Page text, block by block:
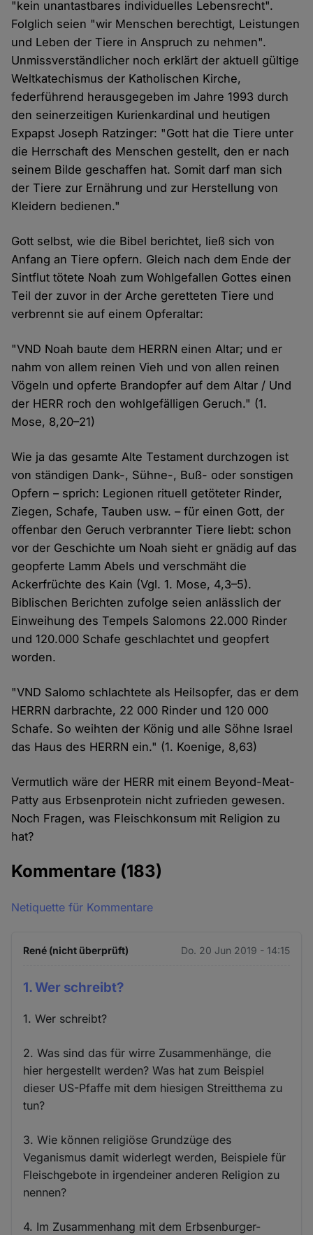
"kein unantastbares individuelles Lebensrecht".
Folglich seien "wir Menschen berechtigt, Leistungen
und Leben der Tiere in Anspruch zu nehmen".
Unmissverständlicher noch erklärt der aktuell gültige
Weltkatechismus der Katholischen Kirche,
federführend herausgegeben im Jahre 1993 durch
den seinerzeitigen Kurienkardinal und heutigen
Expapst Joseph Ratzinger: "Gott hat die Tiere unter
die Herrschaft des Menschen gestellt, den er nach
seinem Bilde geschaffen hat. Somit darf man sich
der Tiere zur Ernährung und zur Herstellung von
Kleidern bedienen."
Gott selbst, wie die Bibel berichtet, ließ sich von
Anfang an Tiere opfern. Gleich nach dem Ende der
Sintflut tötete Noah zum Wohlgefallen Gottes einen
Teil der zuvor in der Arche geretteten Tiere und
verbrennt sie auf einem Opferaltar:
"VND Noah baute dem HERRN einen Altar; und er
nahm von allem reinen Vieh und von allen reinen
Vögeln und opferte Brandopfer auf dem Altar / Und
der HERR roch den wohlgefälligen Geruch." (1.
Mose, 8,20–21)
Wie ja das gesamte Alte Testament durchzogen ist
von ständigen Dank-, Sühne-, Buß- oder sonstigen
Opfern – sprich: Legionen rituell getöteter Rinder,
Ziegen, Schafe, Tauben usw. – für einen Gott, der
offenbar den Geruch verbrannter Tiere liebt: schon
vor der Geschichte um Noah sieht er gnädig auf das
geopferte Lamm Abels und verschmäht die
Ackerfrüchte des Kain (Vgl. 1. Mose, 4,3–5).
Biblischen Berichten zufolge seien anlässlich der
Einweihung des Tempels Salomons 22.000 Rinder
und 120.000 Schafe geschlachtet und geopfert
worden.
"VND Salomo schlachtete als Heilsopfer, das er dem
HERRN darbrachte, 22 000 Rinder und 120 000
Schafe. So weihten der König und alle Söhne Israel
das Haus des HERRN ein." (1. Koenige, 8,63)
Vermutlich wäre der HERR mit einem Beyond-Meat-
Patty aus Erbsenprotein nicht zufrieden gewesen.
Noch Fragen, was Fleischkonsum mit Religion zu
hat?
Kommentare (183)
Netiquette für Kommentare
René (nicht überprüft) Do. 20 Jun 2019 - 14:15
1. Wer schreibt?
1. Wer schreibt?
2. Was sind das für wirre Zusammenhänge, die
hier hergestellt werden? Was hat zum Beispiel
dieser US-Pfaffe mit dem hiesigen Streitthema zu
tun?
3. Wie können religiöse Grundzüge des
Veganismus damit widerlegt werden, Beispiele für
Fleischgebote in irgendeiner anderen Religion zu
nennen?
4. Im Zusammenhang mit dem Erbsenburger-